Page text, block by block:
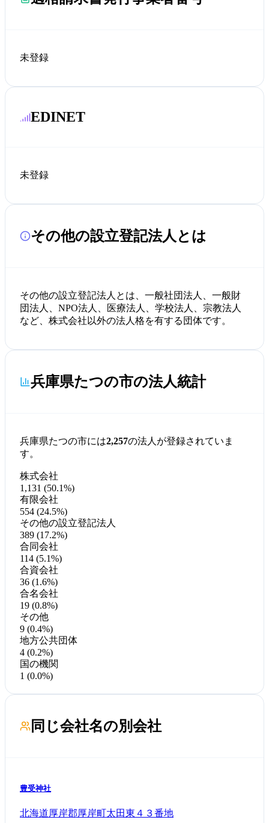
未登録
EDINET
未登録
その他の設立登記法人とは
その他の設立登記法人とは、一般社団法人、一般財
団法人、NPO法人、医療法人、学校法人、宗教法人
など、株式会社以外の法人格を有する団体です。
兵庫県たつの市の法人統計
兵庫県たつの市には2,257の法人が登録されていま
す。
株式会社
1,131 (50.1%)
有限会社
554 (24.5%)
その他の設立登記法人
389 (17.2%)
合同会社
114 (5.1%)
合資会社
36 (1.6%)
合名会社
19 (0.8%)
その他
9 (0.4%)
地方公共団体
4 (0.2%)
国の機関
1 (0.0%)
同じ会社名の別会社
豊受神社
北海道厚岸郡厚岸町太田東４３番地